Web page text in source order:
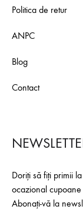
Politica de retur
ANPC
Blog
Contact
Doriți să fiți primii
ocazional
Abonați-vă la